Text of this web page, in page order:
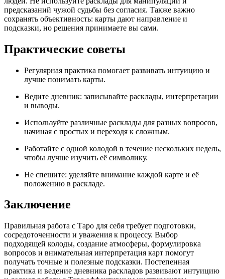
предсказаний чужой судьбы без согласия. Также важно
сохранять объективность: карты дают направление и
подсказки, но решения принимаете вы сами.
Практические советы
Регулярная практика помогает развивать интуицию и
лучше понимать карты.
Ведите дневник: записывайте расклады, интерпретации
и выводы.
Используйте различные расклады для разных вопросов,
начиная с простых и переходя к сложным.
Работайте с одной колодой в течение нескольких недель,
чтобы лучше изучить её символику.
Не спешите: уделяйте внимание каждой карте и её
положению в раскладе.
Заключение
Правильная работа с Таро для себя требует подготовки,
сосредоточенности и уважения к процессу. Выбор
подходящей колоды, создание атмосферы, формулировка
вопросов и внимательная интерпретация карт помогут
получать точные и полезные подсказки. Постепенная
практика и ведение дневника раскладов развивают интуицию